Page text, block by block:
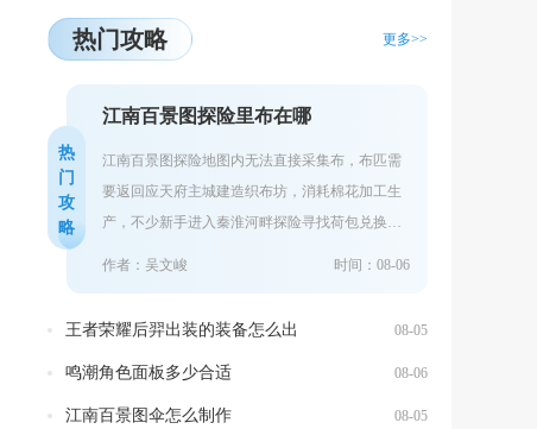
热门攻略 更多>>
热
门
攻
略
江南百景图探险里布在哪
江南百景图探险地图内无法直接采集布，布匹需
要返回应天府主城建造织布坊，消耗棉花加工生
产，不少新手进入秦淮河畔探险寻找荷包兑换道
作者：吴文峻 时间：08-06
王者荣耀后羿出装的装备怎么出 08-05
鸣潮角色面板多少合适 08-06
江南百景图伞怎么制作 08-05